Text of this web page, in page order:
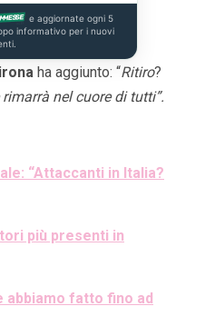
e aggiornate ogni 5
informativo per i nuovi
ha aggiunto: “Ritiro?
nel cuore di tutti”.
“Attaccanti in Italia?
più presenti in
abbiamo fatto fino ad